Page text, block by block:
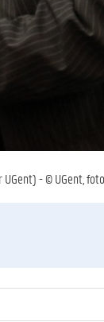
- © UGent,